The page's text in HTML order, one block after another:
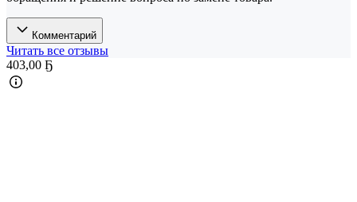
Комментарий
Читать все отзывы
403,00 Ҕ